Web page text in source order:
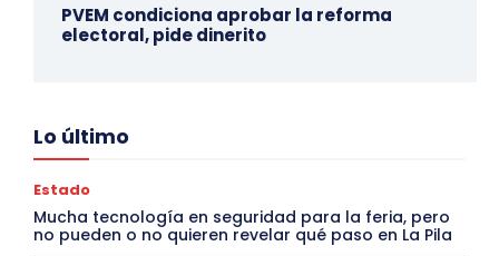
PVEM condiciona aprobar la reforma
electoral, pide dinerito
Lo último
Estado
Mucha tecnología en seguridad para la feria, pero
no pueden o no quieren revelar qué paso en La Pila